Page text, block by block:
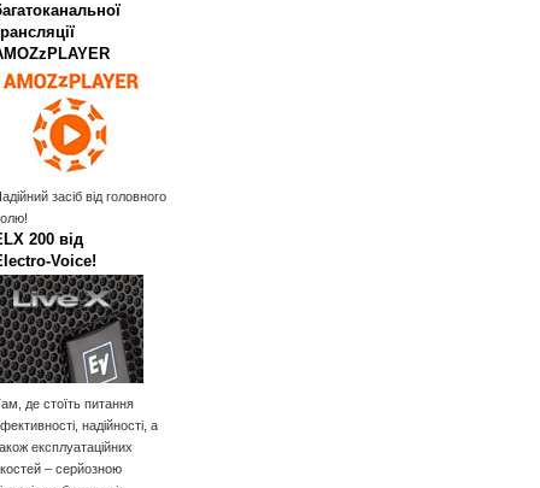
засіб від головного
200 від
де стоїть питання
надійності, а
експлуатаційних
– серйозною